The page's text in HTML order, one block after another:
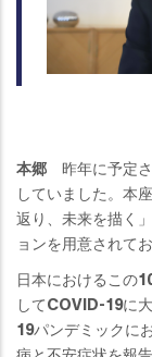
本郷 昨年に予定
していました。本
返り、未来を描く
ョンを用意されて
日本におけるこの
してCOVID-19に
19パンデミックに